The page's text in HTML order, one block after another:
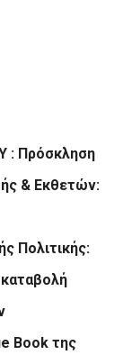
: Πρόσκληση
& Εκθετών:
Πολιτικής:
Book της